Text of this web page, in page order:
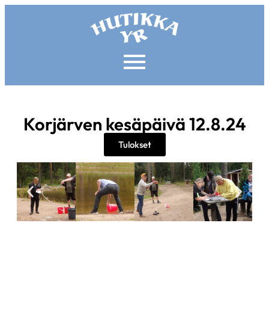
Korjärven kesäpäivä 12.8.24
Tulokset